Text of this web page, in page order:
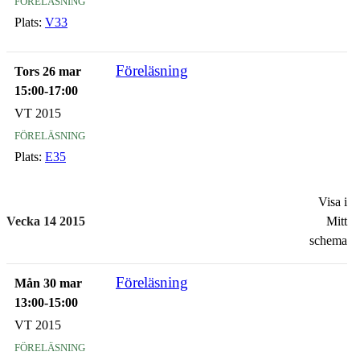
Plats: V33
Tors 26 mar
15:00-17:00
Föreläsning
VT 2015
föreläsning
Plats: E35
Vecka 14 2015
Visa i
Mitt
schema
Mån 30 mar
13:00-15:00
Föreläsning
VT 2015
föreläsning